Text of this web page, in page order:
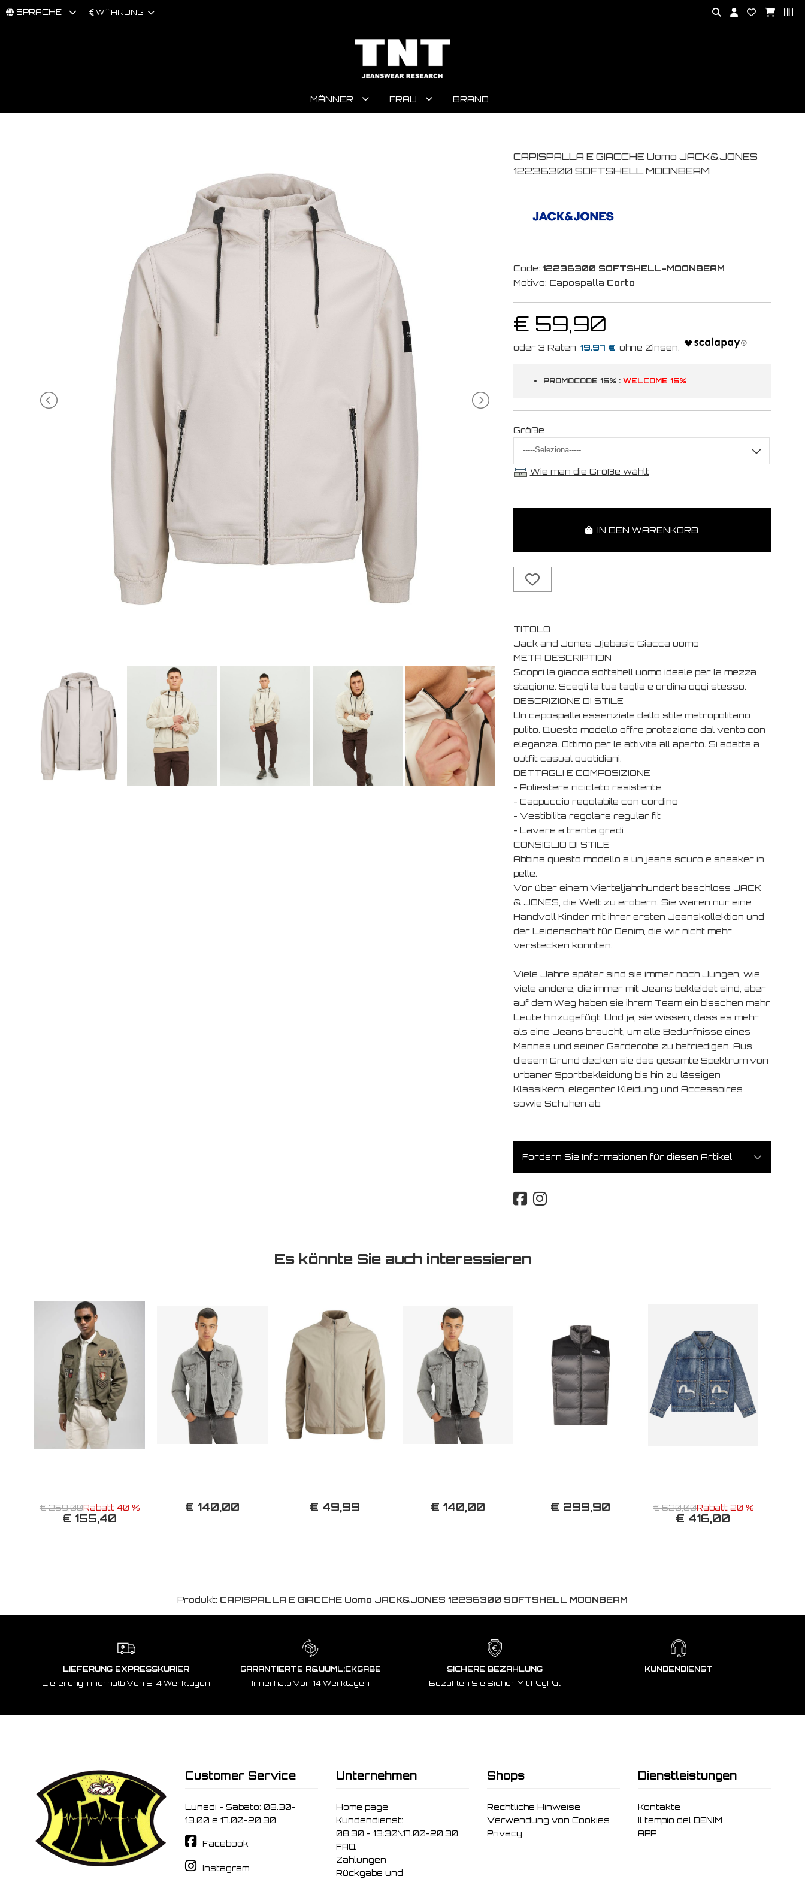
SPRACHE WÄHRUNG
MÄNNER FRAU BRAND
CAPISPALLA E GIACCHE Uomo JACK&JONES
12236300 SOFTSHELL MOONBEAM
Code: 12236300 SOFTSHELL-MOONBEAM
Motivo: Capospalla Corto
€ 59,90
19.97 €
PROMOCODE 15% : WELCOME 15%
Größe
Wie man die Größe wählt
IN DEN WARENKORB
TITOLO
Jack and Jones Jjebasic Giacca uomo
META DESCRIPTION
Scopri la giacca softshell uomo ideale per la mezza
stagione. Scegli la tua taglia e ordina oggi stesso.
DESCRIZIONE DI STILE
Un capospalla essenziale dallo stile metropolitano
pulito. Questo modello offre protezione dal vento con
eleganza. Ottimo per le attivita all aperto. Si adatta a
outfit casual quotidiani.
DETTAGLI E COMPOSIZIONE
- Poliestere riciclato resistente
- Cappuccio regolabile con cordino
- Vestibilita regolare regular fit
- Lavare a trenta gradi
CONSIGLIO DI STILE
Abbina questo modello a un jeans scuro e sneaker in
pelle.
Vor über einem Vierteljahrhundert beschloss JACK
& JONES, die Welt zu erobern. Sie waren nur eine
Handvoll Kinder mit ihrer ersten Jeanskollektion und
der Leidenschaft für Denim, die wir nicht mehr
verstecken konnten.
Viele Jahre später sind sie immer noch Jungen, wie
viele andere, die immer mit Jeans bekleidet sind, aber
auf dem Weg haben sie ihrem Team ein bisschen mehr
Leute hinzugefügt. Und ja, sie wissen, dass es mehr
als eine Jeans braucht, um alle Bedürfnisse eines
Mannes und seiner Garderobe zu befriedigen. Aus
diesem Grund decken sie das gesamte Spektrum von
urbaner Sportbekleidung bis hin zu lässigen
Klassikern, eleganter Kleidung und Accessoires
sowie Schuhen ab.
Fordern Sie Informationen für diesen Artikel
Es könnte Sie auch interessieren
€ 259,00Rabatt 40 %
€ 155,40
€ 140,00 € 49,99 € 140,00 € 299,90 € 520,00Rabatt 20 %
€ 416,00
Produkt: CAPISPALLA E GIACCHE Uomo JACK&JONES 12236300 SOFTSHELL MOONBEAM
LIEFERUNG EXPRESSKURIER
Lieferung Innerhalb Von 2-4 Werktagen
GARANTIERTE R&UUML;CKGABE
Innerhalb Von 14 Werktagen
SICHERE BEZAHLUNG
Bezahlen Sie Sicher Mit PayPal
KUNDENDIENST
Customer Service
Lunedi - Sabato: 08.30-
13.00 e 17.00-20.30
Facebook
Instagram
Unternehmen
Home page
Kundendienst:
08:30 - 13:30\17.00-20.30
FAQ
Zahlungen
Rückgabe und
Shops
Rechtliche Hinweise
Verwendung von Cookies
Privacy
Dienstleistungen
Kontakte
Il tempio del DENIM
APP